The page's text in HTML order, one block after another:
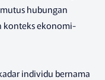
hubungan
konteks ekonomi-
individu bernama